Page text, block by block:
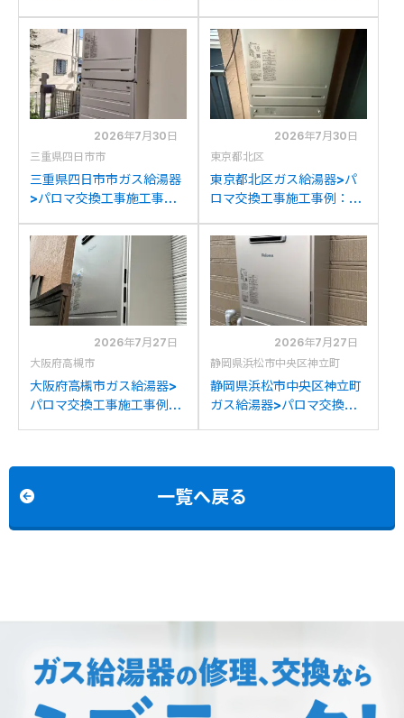
らパロマFH-2423SAW-1
への交換
VD2401SAW2-1からパロ
マFH-2423SAW-1への交
換
2026年7月30日
三重県四日市市
三重県四日市市ガス給湯器
>パロマ交換工事施工事
V2405SAWからパロマ
FH-2423SAW-1への交換
2026年7月30日
東京都北区
東京都北区ガス給湯器>パ
ロマ交換工事施工事例：パ
パロマFH-2423SAW-1へ
の交換
2026年7月27日
大阪府高槻市
大阪府高槻市ガス給湯器>
パロマ交換工事施工事例：
2026年7月27日
静岡県浜松市中央区神立町
静岡県浜松市中央区神立町
ガス給湯器>パロマ交換工
一覧へ戻る